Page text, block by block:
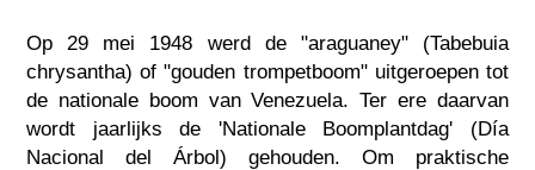
Op 29 mei 1948 werd de "araguaney" (Tabebuia
chrysantha) of "gouden trompetboom" uitgeroepen tot
de nationale boom van Venezuela. Ter ere daarvan
wordt jaarlijks de 'Nationale Boomplantdag' (Día
Nacional del Árbol) gehouden. Om praktische